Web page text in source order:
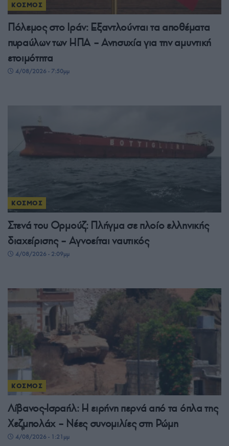
ΚΟΣΜΟΣ
Πόλεμος στο Ιράν: Εξαντλούνται τα αποθέματα
πυραύλων των ΗΠΑ – Ανησυχία για την αμυντική
ετοιμότητα
4/08/2026 - 7:50μμ
ΚΟΣΜΟΣ
Στενά του Ορμούζ: Πλήγμα σε πλοίο ελληνικής
διαχείρισης – Αγνοείται ναυτικός
4/08/2026 - 2:09μμ
ΚΟΣΜΟΣ
Λίβανος-Ισραήλ: Η ειρήνη περνά από τα όπλα της
Χεζμπολάχ – Νέες συνομιλίες στη Ρώμη
4/08/2026 - 1:21μμ